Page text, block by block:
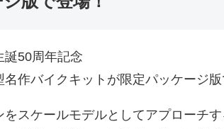
誕50周年記念
作バイクキットが限定パッケージ版
をスケールモデルとしてアプローチ